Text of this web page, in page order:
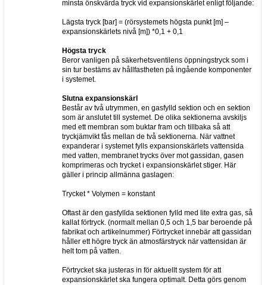
minsta önskvärda tryck vid expansionskärlet enligt följande:
Lägsta tryck [bar] = (rörsystemets högsta punkt [m] –
expansionskärlets nivå [m]) *0,1 + 0,1
Högsta tryck
Beror vanligen på säkerhetsventilens öppningstryck som i
sin tur bestäms av hållfastheten på ingående komponenter
i systemet.
Slutna expansionskärl
Består av två utrymmen, en gasfylld sektion och en sektion
som är anslutet till systemet. De olika sektionerna avskiljs
med ett membran som buktar fram och tillbaka så att
tryckjämvikt fås mellan de två sektionerna. När vattnet
expanderar i systemet fylls expansionskärlets vattensida
med vatten, membranet trycks över mot gassidan, gasen
komprimeras och trycket i expansionskärlet stiger. Här
gäller i princip allmänna gaslagen:
Trycket * Volymen = konstant
Oftast är den gasfyllda sektionen fylld med lite extra gas, så
kallat förtryck. (normalt mellan 0,5 och 1,5 bar beroende på
fabrikat och artikelnummer) Förtrycket innebär att gassidan
håller ett högre tryck än atmosfärstryck när vattensidan är
helt tom på vatten.
Förtrycket ska justeras in för aktuellt system för att
expansionskärlet ska fungera optimalt. Detta görs genom